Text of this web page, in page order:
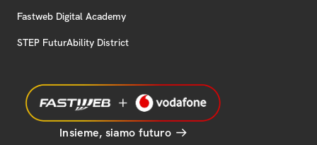
Fastweb Digital Academy
STEP FuturAbility District
Insieme, siamo futuro